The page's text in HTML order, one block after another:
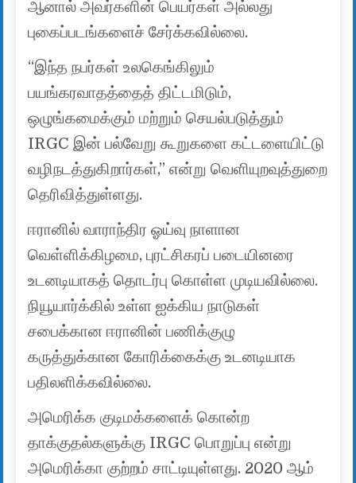
ஆனால் அவர்களின் பெயர்கள் அல்லது
புகைப்படங்களைச் சேர்க்கவில்லை.
“இந்த நபர்கள் உலகெங்கிலும்
பயங்கரவாதத்தைத் திட்டமிடும்,
ஒழுங்கமைக்கும் மற்றும் செயல்படுத்தும்
IRGC இன் பல்வேறு கூறுகளை கட்டளையிட்டு
வழிநடத்துகிறார்கள்,” என்று வெளியுறவுத்துறை
தெரிவித்துள்ளது.
ஈரானில் வாராந்திர ஓய்வு நாளான
வெள்ளிக்கிழமை, புரட்சிகரப் படையினரை
உடனடியாகத் தொடர்பு கொள்ள முடியவில்லை.
நியூயார்க்கில் உள்ள ஐக்கிய நாடுகள்
சபைக்கான ஈரானின் பணிக்குழு
கருத்துக்கான கோரிக்கைக்கு உடனடியாக
பதிலளிக்கவில்லை.
அமெரிக்க குடிமக்களைக் கொன்ற
தாக்குதல்களுக்கு IRGC பொறுப்பு என்று
அமெரிக்கா குற்றம் சாட்டியுள்ளது. 2020 ஆம்